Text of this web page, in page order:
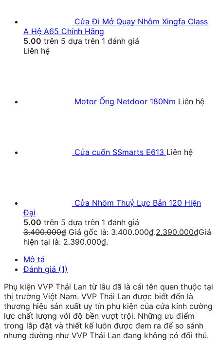
Cửa Đi Mở Quay Nhôm Xingfa Class
A Hệ A65 Chính Hãng
5.00 trên 5 dựa trên 1 đánh giá
Liên hệ
Motor Ống Netdoor 180Nm Liên hệ
Cửa cuốn SSmarts E613 Liên hệ
Cửa Nhôm Thuỷ Lực Bản 120 Hiện
Đại
5.00 trên 5 dựa trên 1 đánh giá
3.400.000₫ Giá gốc là: 3.400.000₫.2.390.000₫Giá
hiện tại là: 2.390.000₫.
Mô tả
Đánh giá (1)
Phụ kiện VVP Thái Lan từ lâu đã là cái tên quen thuộc tại
thị trường Việt Nam. VVP Thái Lan được biết đến là
thương hiệu sản xuất uy tín phụ kiện của cửa kính cường
lực chất lượng với độ bền vượt trội. Những ưu điểm
trong lắp đặt và thiết kế luôn được đem ra để so sánh
nhưng dường như VVP Thái Lan đang không có đối thủ.